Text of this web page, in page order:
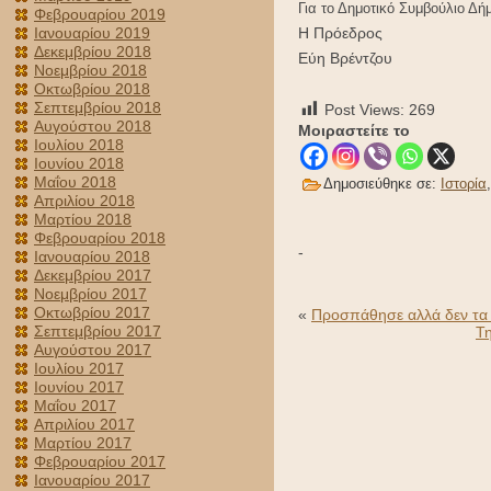
Φεβρουαρίου 2019
Ιανουαρίου 2019
Δεκεμβρίου 2018
Νοεμβρίου 2018
Οκτωβρίου 2018
Σεπτεμβρίου 2018
Αυγούστου 2018
Ιουλίου 2018
Ιουνίου 2018
Μαΐου 2018
Απριλίου 2018
Μαρτίου 2018
Φεβρουαρίου 2018
Ιανουαρίου 2018
Δεκεμβρίου 2017
Νοεμβρίου 2017
Οκτωβρίου 2017
Σεπτεμβρίου 2017
Αυγούστου 2017
Ιουλίου 2017
Ιουνίου 2017
Μαΐου 2017
Απριλίου 2017
Μαρτίου 2017
Φεβρουαρίου 2017
Ιανουαρίου 2017
Για το Δημοτικό Συμβούλιο
Η Πρόεδρος
Εύη Βρέντζου
Post Views: 269
Μοιραστείτε το
Δημοσιεύθηκε σε: Ιστορία
-
« Προσπάθησε αλλά δεν τα